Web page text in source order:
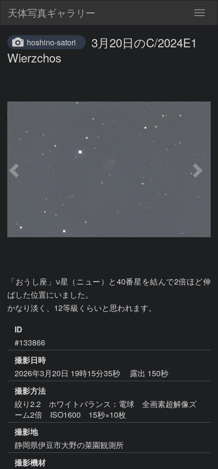
天体写真ギャラリー
hoshino-satori
3月20日のC/2024E1
Wierzchos
「おうし座」ν星（ニュー）と40番星を結んで2倍ほど伸
ばした位置にいました。
かなり淡く、12等級くらいと思われます。
ID
#133866
撮影日時
2026年3月20日 19時15分35秒
露出 150秒
撮影方法
絞り2.2 ホワイトバランス：電球 全画素超解像ズ
ーム2倍 ISO1600 15秒×10枚
撮影地
静岡県伊豆市大野の菜園観測所
撮影機材